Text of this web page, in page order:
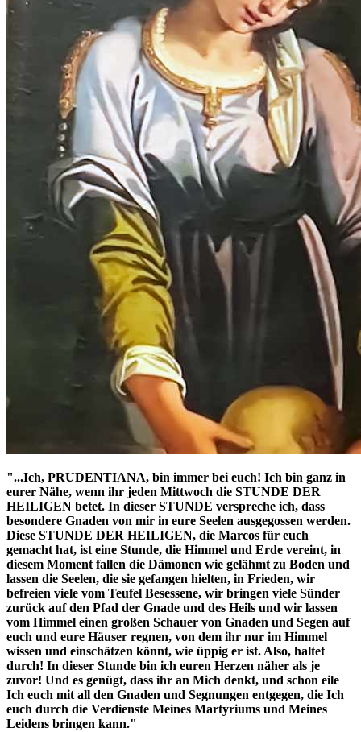
"...Ich, PRUDENTIANA, bin immer bei euch! Ich bin ganz in
eurer Nähe, wenn ihr jeden Mittwoch die STUNDE DER
HEILIGEN betet. In dieser STUNDE verspreche ich, dass
besondere Gnaden von mir in eure Seelen ausgegossen werden.
Diese STUNDE DER HEILIGEN, die Marcos für euch
gemacht hat, ist eine Stunde, die Himmel und Erde vereint, in
diesem Moment fallen die Dämonen wie gelähmt zu Boden und
lassen die Seelen, die sie gefangen hielten, in Frieden, wir
befreien viele vom Teufel Besessene, wir bringen viele Sünder
zurück auf den Pfad der Gnade und des Heils und wir lassen
vom Himmel einen großen Schauer von Gnaden und Segen auf
euch und eure Häuser regnen, von dem ihr nur im Himmel
wissen und einschätzen könnt, wie üppig er ist. Also, haltet
durch! In dieser Stunde bin ich euren Herzen näher als je
zuvor! Und es genügt, dass ihr an Mich denkt, und schon eile
Ich euch mit all den Gnaden und Segnungen entgegen, die Ich
euch durch die Verdienste Meines Martyriums und Meines
Leidens bringen kann."